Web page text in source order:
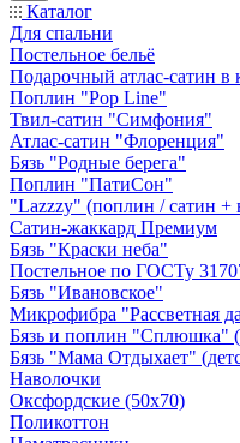
Каталог
Для спальни
Постельное бельё
Подарочный атлас-сатин в
Поплин "Pop Line"
Твил-сатин "Симфония"
Атлас-сатин "Флоренция"
Бязь "Родные берега"
Поплин "ПатиСон"
"Lazzzy" (поплин / сатин +
Сатин-жаккард Премиум
Бязь "Краски неба"
Постельное по ГОСТу
Бязь "Ивановское"
Микрофибра "Рассветная
Бязь и поплин "Сплюшка"
Бязь "Мама Отдыхает"
Наволочки
Оксфордские (50х70)
Поликоттон